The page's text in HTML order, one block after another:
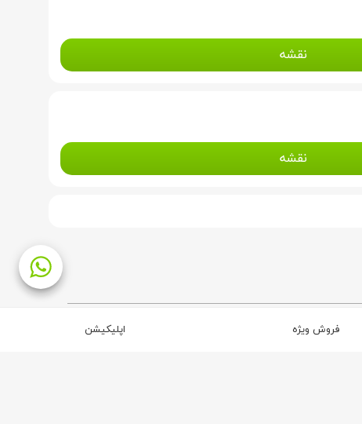
نقشه
نقشه
فروش ویژه اپلیکیشن